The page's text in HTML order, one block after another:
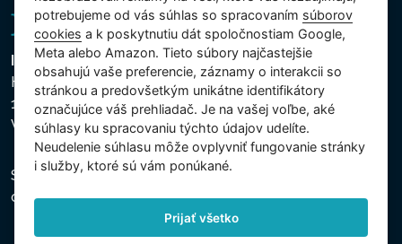
Intex Trading, s.r.o.
Hradecká 2526/3
130 00 Praha 3
Vinohrady - Česká republika
Spoločnosť je zapísaná na Mestskom súde v Prahe,
oddiel C, vložka 74759, IČO 26150808, DIČ CZ26150808.
potrebujeme od vás súhlas so spracovaním súborov
cookies a k poskytnutiu dát spoločnostiam Google,
Meta alebo Amazon. Tieto súbory najčastejšie
obsahujú vaše preferencie, záznamy o interakcii so
stránkou a predovšetkým unikátne identifikátory
označujúce váš prehliadač. Je na vašej voľbe, aké
súhlasy ku spracovaniu týchto údajov udelíte.
Neudelenie súhlasu mȏže ovplyvniť fungovanie stránky
i služby, ktoré sú vám ponúkané.
Prijať všetko